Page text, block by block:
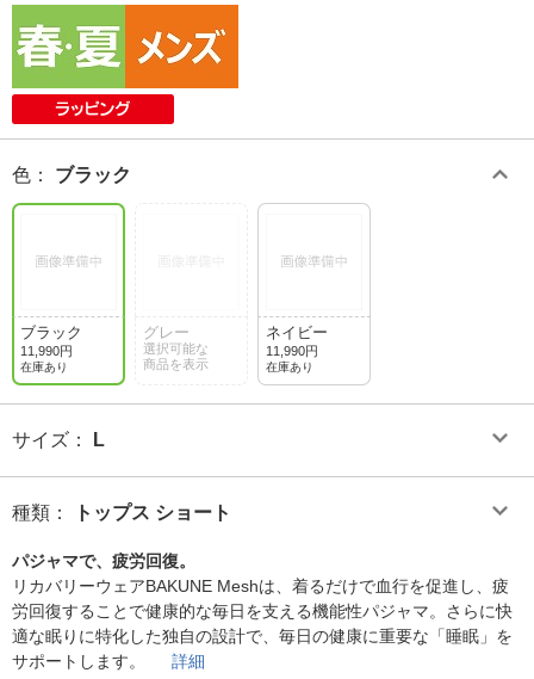
色 ： ブラック
ブラック
11,990円
在庫あり
グレー
選択可能な
商品を表示
ネイビー
11,990円
在庫あり
サイズ ： L
種類 ： トップス ショート
パジャマで、疲労回復。
リカバリーウェアBAKUNE Meshは、着るだけで血行を促進し、疲
労回復することで健康的な毎日を支える機能性パジャマ。さらに快
適な眠りに特化した独自の設計で、毎日の健康に重要な「睡眠」を
サポートします。 詳細